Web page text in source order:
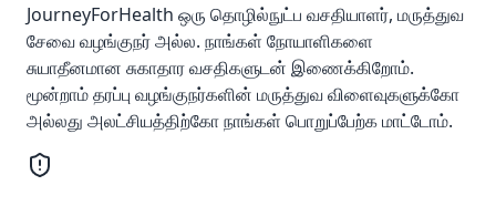
JourneyForHealth ஒரு தொழில்நுட்ப வசதியாளர், மருத்துவ
சேவை வழங்குநர் அல்ல. நாங்கள் நோயாளிகளை
சுயாதீனமான சுகாதார வசதிகளுடன் இணைக்கிறோம்.
மூன்றாம் தரப்பு வழங்குநர்களின் மருத்துவ விளைவுகளுக்கோ
அல்லது அலட்சியத்திற்கோ நாங்கள் பொறுப்பேற்க மாட்டோம்.